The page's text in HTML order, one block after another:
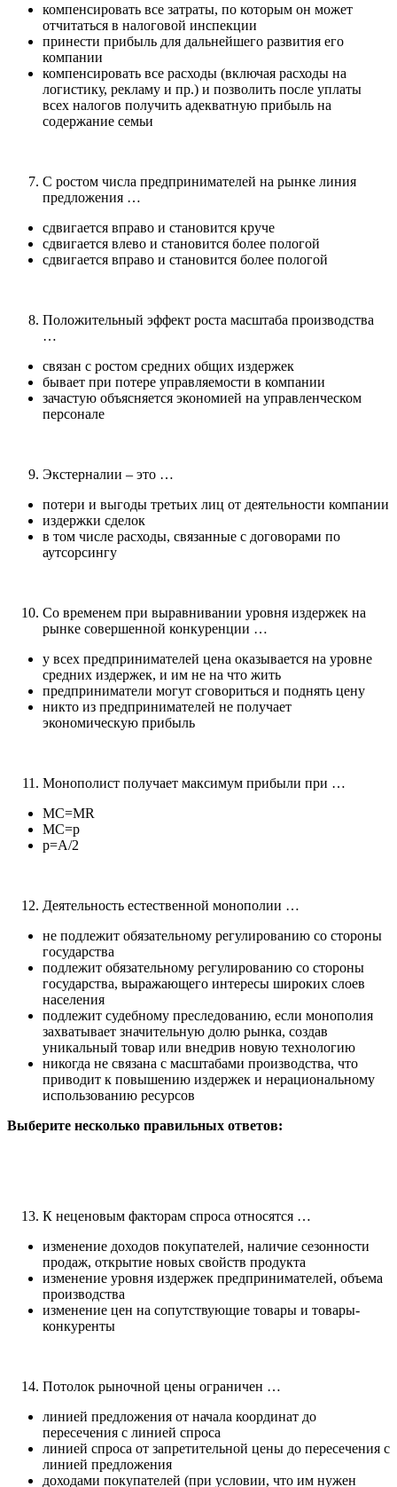
компенсировать все затраты, по которым он может
отчитаться в налоговой инспекции
принести прибыль для дальнейшего развития его
компании
компенсировать все расходы (включая расходы на
логистику, рекламу и пр.) и позволить после уплаты
всех налогов получить адекватную прибыль на
содержание семьи
С ростом числа предпринимателей на рынке линия
предложения …
сдвигается вправо и становится круче
сдвигается влево и становится более пологой
сдвигается вправо и становится более пологой
Положительный эффект роста масштаба производства
…
связан с ростом средних общих издержек
бывает при потере управляемости в компании
зачастую объясняется экономией на управленческом
персонале
Экстерналии – это …
потери и выгоды третьих лиц от деятельности компании
издержки сделок
в том числе расходы, связанные с договорами по
аутсорсингу
Со временем при выравнивании уровня издержек на
рынке совершенной конкуренции …
у всех предпринимателей цена оказывается на уровне
средних издержек, и им не на что жить
предприниматели могут сговориться и поднять цену
никто из предпринимателей не получает
экономическую прибыль
Монополист получает максимум прибыли при …
МС=MR
МС=р
р=А/2
Деятельность естественной монополии …
не подлежит обязательному регулированию со стороны
государства
подлежит обязательному регулированию со стороны
государства, выражающего интересы широких слоев
населения
подлежит судебному преследованию, если монополия
захватывает значительную долю рынка, создав
уникальный товар или внедрив новую технологию
никогда не связана с масштабами производства, что
приводит к повышению издержек и нерациональному
использованию ресурсов
Выберите несколько правильных ответов:
К неценовым факторам спроса относятся …
изменение доходов покупателей, наличие сезонности
продаж, открытие новых свойств продукта
изменение уровня издержек предпринимателей, объема
производства
изменение цен на сопутствующие товары и товары-
конкуренты
Потолок рыночной цены ограничен …
линией предложения от начала координат до
пересечения с линией спроса
линией спроса от запретительной цены до пересечения с
линией предложения
доходами покупателей (при условии, что им нужен